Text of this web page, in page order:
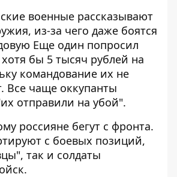
военные рассказывают
, из-за чего даже боятся
Еще один попросил
бы 5 тысяч рублей на
командование их не
Все чаще оккупанты
отправили на убой".
россияне бегут с фронта.
с боевых позиций,
так и солдаты